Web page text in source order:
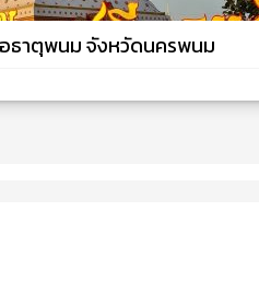
ธาตุพนม จังหวัดนครพนม